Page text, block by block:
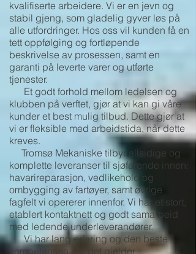
kvalifiserte arbeidere. Vi er en jevn og
stabil gjeng, som gladelig gyver løs på
alle utfordringer. Hos oss vil kunden få en
tett oppfølging og fortløpende
beskrivelse av prosessen, samt en
garanti på leverte varer og utførte
tjenester.
Et godt forhold mellom ledelsen og
klubben på verftet, gjør at vi kan gi våre
kunder et best mulig tilbud. Dette gjør at
vi er fleksible med arbeidstida, når dette
kreves.
Tromsø Mekaniske tilbyr allsidige og
komplette leveranser til sjøfarende innen:
havarireparasjon, vedlikehold og
ombygging av fartøyer, samt øvrige
fagfelt vi opererer innenfor. Vi har et stort,
etablert kontaktnett og godt samarbeid
med ledende underleverandører.
Vi har lang erfaring og den beste
kompetansen når det gjelder